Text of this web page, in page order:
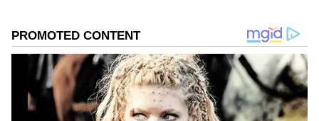
ಹೊಡೆಯೋದು ಇಷ್ಟೊಂದು ಕಷ್ಟಾನ ಎಂದು ಹೇಳಿದ್ದಾರೆ.
ಹೇಗಿದೆ ವಿಡಿಯೋ ನೀವೆ ನೋಡಿ.